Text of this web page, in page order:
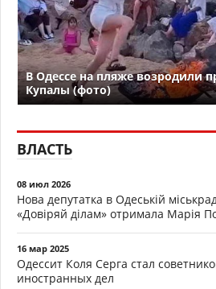
В Одессе на пляже возродили
Купалы (фото)
ВЛАСТЬ
08 июл 2026
Нова депутатка в Одеській
«Довіряй ділам» отримала Марія
16 мар 2025
Одессит Коля Серга стал
иностранных дел